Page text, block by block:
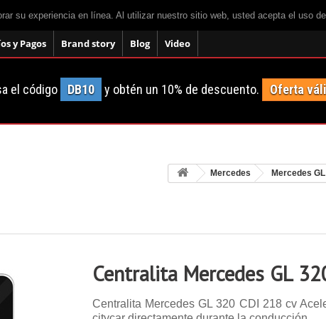
su experiencia en línea. Al utilizar nuestro sitio web, usted acepta el uso
y Pagos Brand story Blog Video
el código DB10 y obtén un 10% de descuento. Oferta
Mercedes Mercedes GL
Centralita Mercedes GL
Centralita Mercedes GL 320 CDI 218 cv